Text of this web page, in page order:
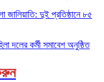
দুই প্রতিষ্ঠানে ৮৫
দলের কর্মী সমাবেশ অনুষ্ঠিত